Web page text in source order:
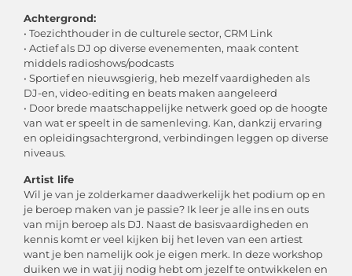
Achtergrond:
• Toezichthouder in de culturele sector, CRM Link
• Actief als DJ op diverse evenementen, maak content
middels radioshows/podcasts
• Sportief en nieuwsgierig, heb mezelf vaardigheden als
DJ-en, video-editing en beats maken aangeleerd
• Door brede maatschappelijke netwerk goed op de hoogte
van wat er speelt in de samenleving. Kan, dankzij ervaring
en opleidingsachtergrond, verbindingen leggen op diverse
niveaus.
Artist life
Wil je van je zolderkamer daadwerkelijk het podium op en
je beroep maken van je passie? Ik leer je alle ins en outs
van mijn beroep als DJ. Naast de basisvaardigheden en
kennis komt er veel kijken bij het leven van een artiest
want je ben namelijk ook je eigen merk. In deze workshop
duiken we in wat jij nodig hebt om jezelf te ontwikkelen en